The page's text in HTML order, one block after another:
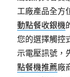
工廠產品全方
動點餐收銀機
您的選擇觸控
示電壓訊號，
點餐機推薦廠